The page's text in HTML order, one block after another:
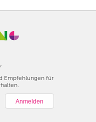
Empfehlungen für